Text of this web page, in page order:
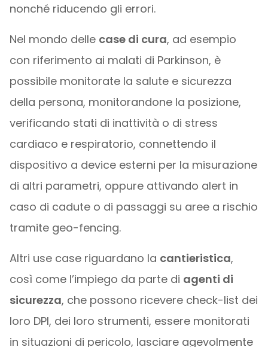
nonché riducendo gli errori.
Nel mondo delle case di cura, ad esempio
con riferimento ai malati di Parkinson, è
possibile monitorate la salute e sicurezza
della persona, monitorandone la posizione,
verificando stati di inattività o di stress
cardiaco e respiratorio, connettendo il
dispositivo a device esterni per la misurazione
di altri parametri, oppure attivando alert in
caso di cadute o di passaggi su aree a rischio
tramite geo-fencing.
Altri use case riguardano la cantieristica,
così come l’impiego da parte di agenti di
sicurezza, che possono ricevere check-list dei
loro DPI, dei loro strumenti, essere monitorati
in situazioni di pericolo, lasciare agevolmente